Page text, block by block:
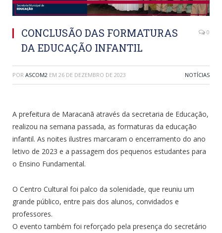
CONCLUSÃO DAS FORMATURAS
DA EDUCAÇÃO INFANTIL
0
POR ASCOM2 EM 26 DE DEZEMBRO DE 2023 NOTÍCIAS
A prefeitura de Maracanã através da secretaria de Educação,
realizou na semana passada, as formaturas da educação
infantil. As noites ilustres marcaram o encerramento do ano
letivo de 2023 e a passagem dos pequenos estudantes para
o Ensino Fundamental.
O Centro Cultural foi palco da solenidade, que reuniu um
grande público, entre pais dos alunos, convidados e
professores.
O evento também foi reforçado pela presença do secretário